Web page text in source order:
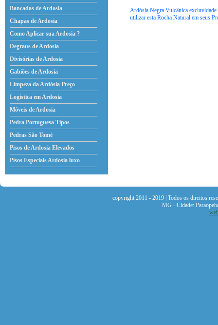
Bancadas de Ardosia
Chapas de Ardosia
Como Aplicar sua Ardosia ?
Degraus de Ardosia
Divisórias de Ardosia
Gabiões de Ardosia
Limpeza da Ardósia Preço
Logística em Ardosia
Móveis de Ardosia
Pedra Portuguesa Tipos
Pedras São Tomé
Pisos de Ardosia Elevados
Pisos Especiais Ardosia luxo
Ardósia Negra Vulcânica
utilizar esta Rocha Natural em seus
copyright 2011 - 2019 | Todos os direitos
MG - Cidade: